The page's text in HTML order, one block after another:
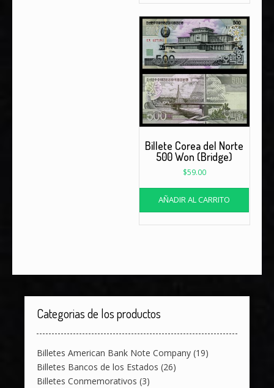
Billete Corea del Norte
500 Won (Bridge)
$59.00
AÑADIR AL CARRITO
Categorias de los productos
Billetes American Bank Note Company (19)
Billetes Bancos de los Estados (26)
Billetes Conmemorativos (3)